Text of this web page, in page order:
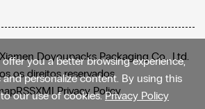
Doyoupacks Packaging Co., Ltd.
os direitos reservados.
RSSXML Privacy Policy
you a better browsing experience,
personalize content. By using this
our use of cookies.Privacy Policy